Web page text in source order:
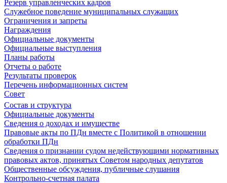
Резерв управленческих кадров
Служебное поведение муниципальных служащих
Ограничения и запреты
Награждения
Официальные документы
Официальные выступления
Планы работы
Отчеты о работе
Результаты проверок
Перечень информационных систем
Совет
Состав и структура
Официальные документы
Сведения о доходах и имуществе
Правовые акты по ПДн вместе с Политикой в отношении
обработки ПДн
Сведения о признании судом недействующими нормативных
правовых актов, принятых Советом народных депутатов
Общественные обсуждения, публичные слушания
Контрольно-счетная палата